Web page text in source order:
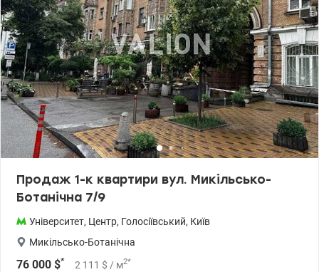
Продаж 1-к квартири вул. Микільсько-
Ботанічна 7/9
Університет, Центр, Голосіївський, Київ
Микільсько-Ботанічна
76 000 $* 2 111 $ / м2*